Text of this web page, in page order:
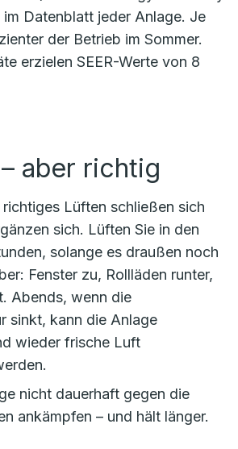
im Datenblatt jeder Anlage. Je
der Betrieb im Sommer.
erzielen SEER-Werte von 8
aber richtig
richtiges Lüften schließen sich
sich. Lüften Sie in den
solange es draußen noch
Fenster zu, Rollläden runter,
Abends, wenn die
sinkt, kann die Anlage
wieder frische Luft
nicht dauerhaft gegen die
ankämpfen – und hält länger.